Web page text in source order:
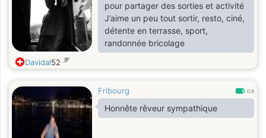
pour partager des sorties et activité
J’aime un peu tout sortir, resto, ciné,
détente en terrasse, sport,
randonnée bricolage
Davidal52 岁
Fribourg 0.8
Honnête rêveur sympathique